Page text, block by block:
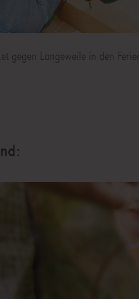
gegen Langeweile in den